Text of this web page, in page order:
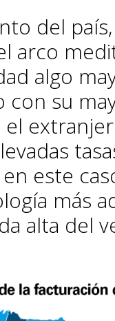
del
arco
algo
con su
este
más
alta del